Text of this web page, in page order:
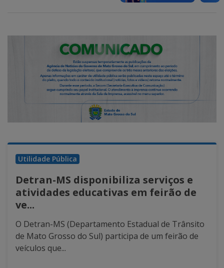
Utilidade Pública
Detran-MS disponibiliza serviços e
atividades educativas em feirão de
ve...
O Detran-MS (Departamento Estadual de Trânsito
de Mato Grosso do Sul) participa de um feirão de
veículos que...